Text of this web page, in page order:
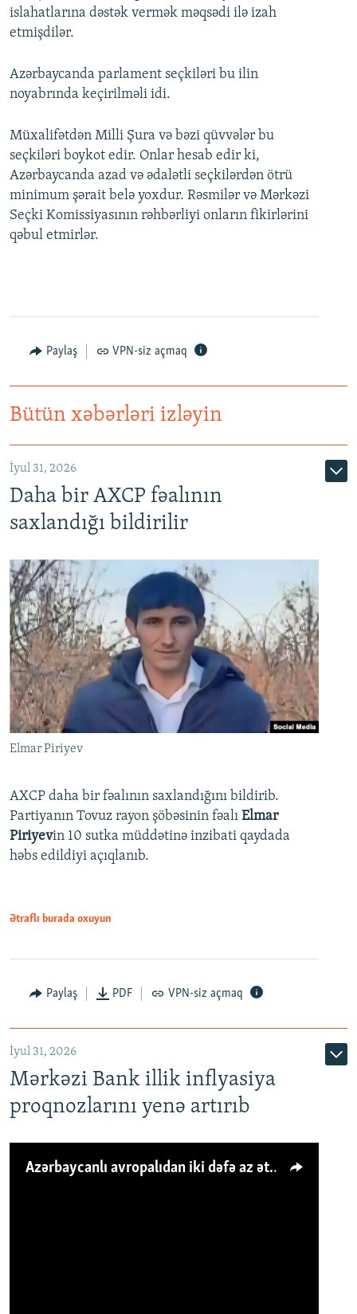
islahatlarına dəstək vermək məqsədi ilə izah
etmişdilər.
Azərbaycanda parlament seçkiləri bu ilin
noyabrında keçirilməli idi.
Müxalifətdən Milli Şura və bəzi qüvvələr bu
seçkiləri boykot edir. Onlar hesab edir ki,
Azərbaycanda azad və ədalətli seçkilərdən ötrü
minimum şərait belə yoxdur. Rəsmilər və Mərkəzi
Seçki Komissiyasının rəhbərliyi onların fikirlərini
qəbul etmirlər.
Paylaş VPN-siz açmaq
Bütün xəbərləri izləyin
İyul 31, 2026
Daha bir AXCP fəalının
saxlandığı bildirilir
Elmar Piriyev
AXCP daha bir fəalının saxlandığını bildirib.
Partiyanın Tovuz rayon şöbəsinin fəalı Elmar
Piriyevin 10 sutka müddətinə inzibati qaydada
həbs edildiyi açıqlanıb.
Ətraflı burada oxuyun
Paylaş PDF VPN-siz açmaq
İyul 31, 2026
Mərkəzi Bank illik inflyasiya
proqnozlarını yenə artırıb
Azərbaycanlı avropalıdan iki dəfə az ət yeyir, amma... 'Qiymət artımı qaçılmazdır'